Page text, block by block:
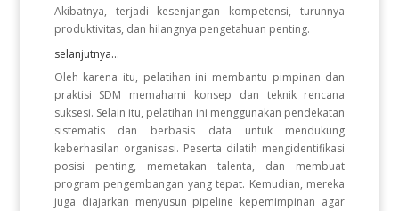
Akibatnya, terjadi kesenjangan kompetensi, turunnya
produktivitas, dan hilangnya pengetahuan penting.
selanjutnya...
Oleh karena itu, pelatihan ini membantu pimpinan dan
praktisi SDM memahami konsep dan teknik rencana
suksesi. Selain itu, pelatihan ini menggunakan pendekatan
sistematis dan berbasis data untuk mendukung
keberhasilan organisasi. Peserta dilatih mengidentifikasi
posisi penting, memetakan talenta, dan membuat
program pengembangan yang tepat. Kemudian, mereka
juga diajarkan menyusun pipeline kepemimpinan agar